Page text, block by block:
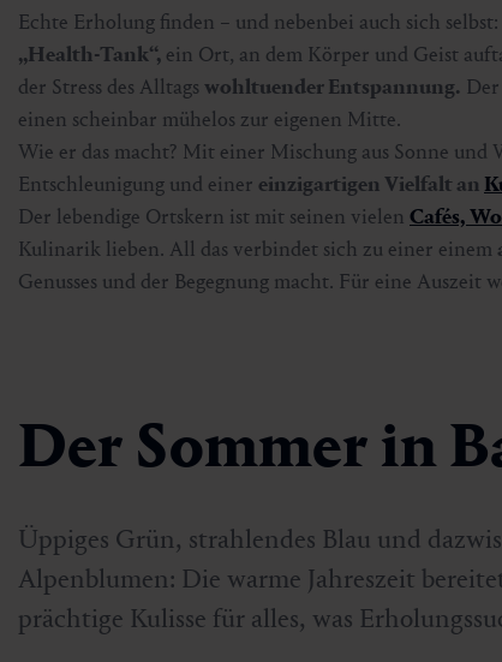
Echte Erholung finden – und nebenbei auch sich
„Health-Tank“, ein Ort, an dem Körper und Geist
der Stress des Alltags wohltuender Entspannung.
einen scheinbar mühelos zur eigenen Mitte.
Wie er das macht? Mit einer Mischung aus Sonne und
Entschleunigung und einer einzigartigen Vielfalt an
Der lebendige Ortskern ist mit seinen vielen Cafés,
Kulinarik lieben. All das verbindet sich zu einer einem
Genusses und der Begegnung macht. Für eine Auszeit
Der Sommer in
Üppiges Grün, strahlendes Blau und
Alpenblumen: Die warme Jahreszeit
prächtige Kulisse für alles, was